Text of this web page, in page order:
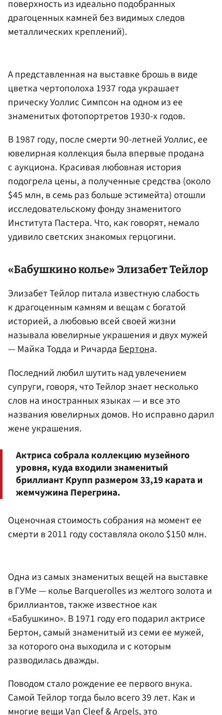
поверхность из идеально подобранных
драгоценных камней без видимых следов
металлических креплений).
А представленная на выставке брошь в виде
цветка чертополоха 1937 года украшает
прическу Уоллис Симпсон на одном из ее
знаменитых фотопортретов 1930-х годов.
В 1987 году, после смерти 90-летней Уоллис, ее
ювелирная коллекция была впервые продана
с аукциона. Красивая любовная история
подогрела цены, а полученные средства (около
$45 млн, в семь раз больше эстимейта) отошли
исследовательскому фонду знаменитого
Института Пастера. Что, как говорят, немало
удивило светских знакомых герцогини.
«Бабушкино колье» Элизабет Тейлор
Элизабет Тейлор питала известную слабость
к драгоценным камням и вещам с богатой
историей, а любовью всей своей жизни
называла ювелирные украшения и двух мужей
— Майка Тодда и РичардаБертона.
Последний любил шутить над увлечением
супруги, говоря, что Тейлор знает несколько
слов на иностранных языках — и все это
названия ювелирных домов. Но исправно дарил
жене украшения.
Актриса собрала коллекцию музейного
уровня, куда входили знаменитый
бриллиант Крупп размером 33,19 карата и
жемчужина Перегрина.
Оценочная стоимость собрания на момент ее
смерти в 2011 году составляла около $150 млн.
Одна из самых знаменитых вещей на выставке
в ГУМе — колье Barquerolles из желтого золота и
бриллиантов, также известное как
«Бабушкино». В 1971 году его подарил актрисе
Бертон, самый знаменитый из семи ее мужей,
за которого она выходила и с которым
разводилась дважды.
Поводом стало рождение ее первого внука.
Самой Тейлор тогда было всего 39 лет. Как и
многие вещи Van Cleef & Arpels, это